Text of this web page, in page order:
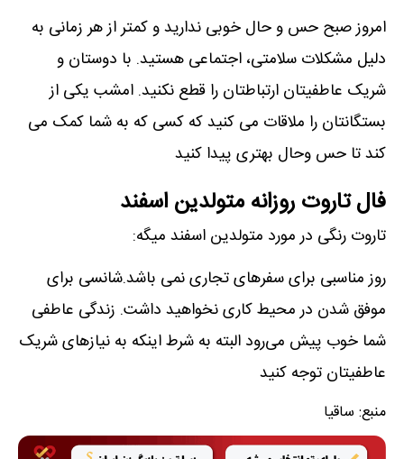
امروز صبح حس و حال خوبی ندارید و کمتر از هر زمانی به
دلیل مشکلات سلامتی، اجتماعی هستید. با دوستان و
شریک عاطفیتان ارتباطتان را قطع نکنید. امشب یکی از
بستگانتان را ملاقات می کنید که کسی که به شما کمک می
کند تا حس وحال بهتری پیدا کنید
فال تاروت روزانه متولدین اسفند
تاروت رنگی در مورد متولدین اسفند میگه:
روز مناسبی برای سفرهای تجاری نمی باشد.شانسی برای
موفق شدن در محیط کاری نخواهید داشت. زندگی عاطفی
شما خوب پیش می‌رود البته به شرط اینکه به نیازهای شریک
عاطفیتان توجه کنید
منبع: ساقیا